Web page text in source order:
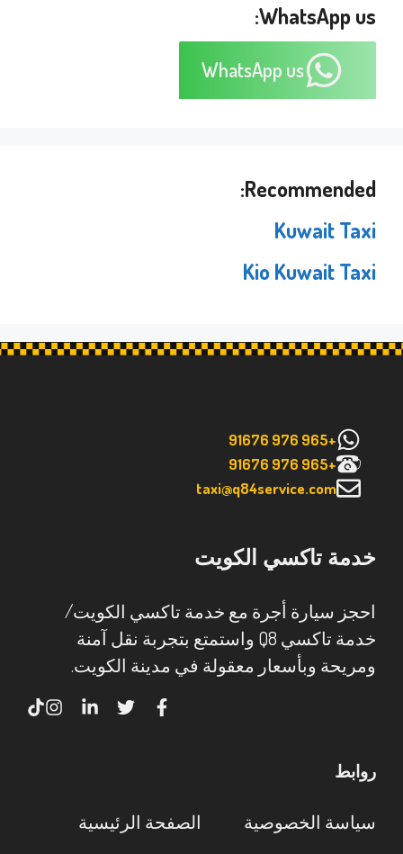
WhatsApp us:
WhatsApp us
Recommended:
Kuwait Taxi
Kio Kuwait Taxi
+965 976 91676
+965 976 91676
taxi@q84service.com
خدمة تاكسي الكويت
احجز سيارة أجرة مع خدمة تاكسي الكويت/
خدمة تاكسي Q8 واستمتع بتجربة نقل آمنة
ومريحة وبأسعار معقولة في مدينة الكويت.
روابط
سياسة الخصوصية
الصفحة الرئيسية